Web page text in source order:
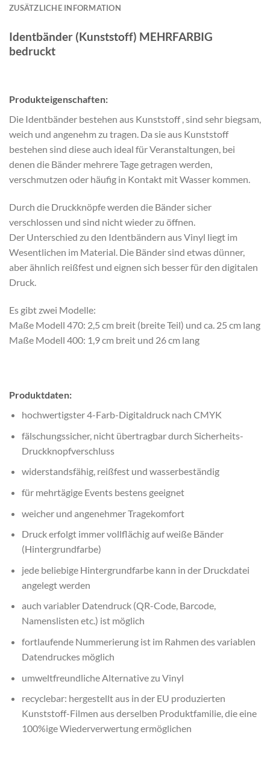
ZUSÄTZLICHE INFORMATION
Identbänder (Kunststoff) MEHRFARBIG
bedruckt
Produkteigenschaften:
Die Identbänder bestehen aus Kunststoff , sind sehr biegsam,
weich und angenehm zu tragen. Da sie aus Kunststoff
bestehen sind diese auch ideal für Veranstaltungen, bei
denen die Bänder mehrere Tage getragen werden,
verschmutzen oder häufig in Kontakt mit Wasser kommen.
Durch die Druckknöpfe werden die Bänder sicher
verschlossen und sind nicht wieder zu öffnen.
Der Unterschied zu den Identbändern aus Vinyl liegt im
Wesentlichen im Material. Die Bänder sind etwas dünner,
aber ähnlich reißfest und eignen sich besser für den digitalen
Druck.
Es gibt zwei Modelle:
Maße Modell 470: 2,5 cm breit (breite Teil) und ca. 25 cm lang
Maße Modell 400: 1,9 cm breit und 26 cm lang
Produktdaten:
hochwertigster 4-Farb-Digitaldruck nach CMYK
fälschungssicher, nicht übertragbar durch Sicherheits-
Druckknopfverschluss
widerstandsfähig, reißfest und wasserbeständig
für mehrtägige Events bestens geeignet
weicher und angenehmer Tragekomfort
Druck erfolgt immer vollflächig auf weiße Bänder
(Hintergrundfarbe)
jede beliebige Hintergrundfarbe kann in der Druckdatei
angelegt werden
auch variabler Datendruck (QR-Code, Barcode,
Namenslisten etc.) ist möglich
fortlaufende Nummerierung ist im Rahmen des variablen
Datendruckes möglich
umweltfreundliche Alternative zu Vinyl
recyclebar: hergestellt aus in der EU produzierten
Kunststoff-Filmen aus derselben Produktfamilie, die eine
100%ige Wiederverwertung ermöglichen